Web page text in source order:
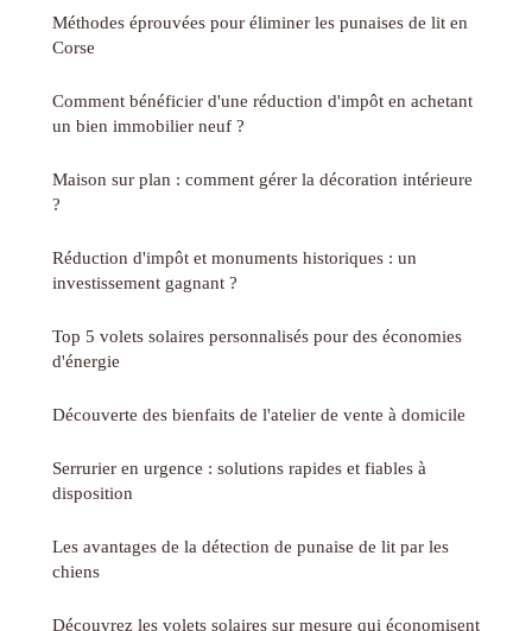
Méthodes éprouvées pour éliminer les punaises de lit en
Corse
Comment bénéficier d'une réduction d'impôt en achetant
un bien immobilier neuf ?
Maison sur plan : comment gérer la décoration intérieure
?
Réduction d'impôt et monuments historiques : un
investissement gagnant ?
Top 5 volets solaires personnalisés pour des économies
d'énergie
Découverte des bienfaits de l'atelier de vente à domicile
Serrurier en urgence : solutions rapides et fiables à
disposition
Les avantages de la détection de punaise de lit par les
chiens
Découvrez les volets solaires sur mesure qui économisent